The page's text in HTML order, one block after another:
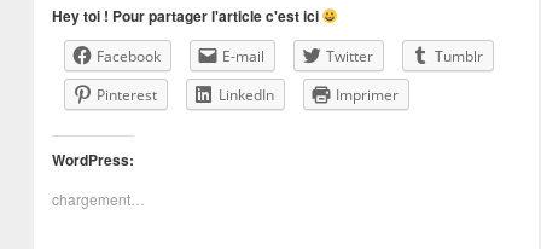
Hey toi ! Pour partager l'article c'est ici
Facebook E-mail Twitter
Tumblr
Pinterest
LinkedIn Imprimer
WordPress:
chargement…